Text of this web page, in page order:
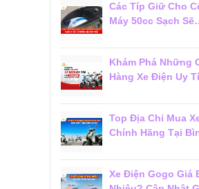
Các Típ Giữ Cho
Máy 50cc Sạch Sẽ
Khám Phá Những
Hàng Xe Điện Uy
Top Địa Chỉ Mua
Chính Hãng Tại
Xe Điện Gogo Giá